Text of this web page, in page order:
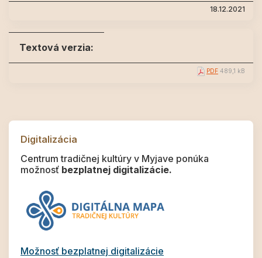
18.12.2021
Textová verzia:
PDF 489,1 kB
Digitalizácia
Centrum tradičnej kultúry v Myjave ponúka
možnosť bezplatnej digitalizácie.
Možnosť bezplatnej digitalizácie